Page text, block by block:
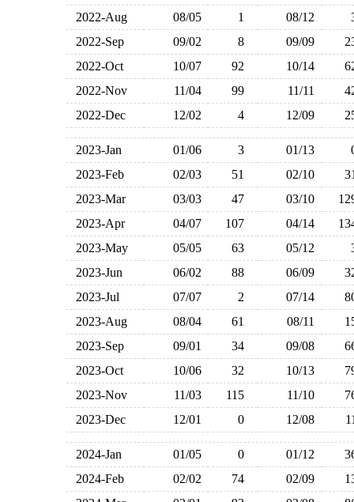
2022-Aug
08/05 1 08/12
2022-Sep
09/02 8 09/09
2022-Oct
10/07 92 10/14
2022-Nov
11/04 99 11/11
2022-Dec
12/02 4 12/09
2023-Jan 01/06 3 01/13
2023-Feb
02/03 51 02/10
2023-Mar
03/03 47 03/10
2023-Apr
04/07 107 04/14
2023-May
05/05 63 05/12
2023-Jun
06/02 88 06/09
2023-Jul
07/07 2 07/14
2023-Aug
08/04 61 08/11
2023-Sep
09/01 34 09/08
2023-Oct
10/06 32 10/13
2023-Nov
11/03 115 11/10
2023-Dec
12/01 0 12/08
2024-Jan 01/05 0 01/12
2024-Feb
02/02 74 02/09